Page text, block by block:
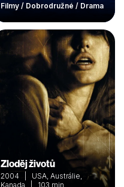
Filmy / Dobrodružné / Drama
Zloděj životů
2004 | USA, Austrálie,
Kanada | 103 min